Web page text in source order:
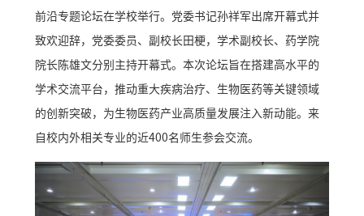
前沿专题论坛在学校举行。党委书记孙祥军出席开幕式并
致欢迎辞，党委委员、副校长田梗，学术副校长、药学院
院长陈雄文分别主持开幕式。本次论坛旨在搭建高水平的
学术交流平台，推动重大疾病治疗、生物医药等关键领域
的创新突破，为生物医药产业高质量发展注入新动能。来
自校内外相关专业的近400名师生参会交流。